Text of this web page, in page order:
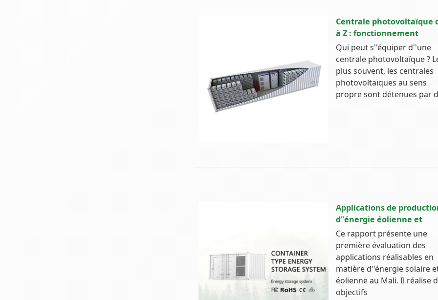
Centrale photovoltaïque
à Z : fonctionnement
Qui peut s''équiper d''une
centrale photovoltaïque ?
plus souvent, les centrales
photovoltaïques au sens
propre sont détenues par
Applications de
d''énergie éolienne et
Ce rapport présente une
première évaluation des
applications réalisables en
matière d''énergie solaire
éolienne au Mali. Il réalise
objectifs